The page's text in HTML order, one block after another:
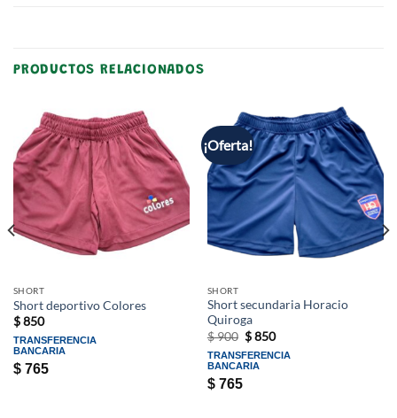
PRODUCTOS RELACIONADOS
SHORT
Short deportivo Colores
$850
TRANSFERENCIA
BANCARIA
$765
¡Oferta!
SHORT
Short secundaria Horacio
Quiroga
$900 El
precio
original
era:
$850El
actual
TRANSFERENCIA
BANCARIA
$765